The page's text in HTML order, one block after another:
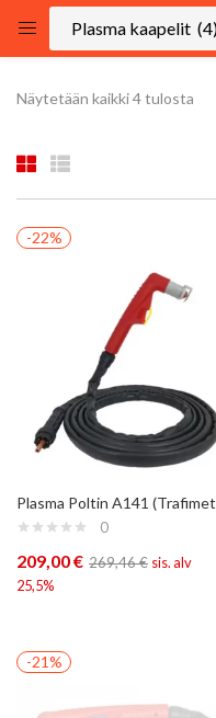
KIRJAUDU
Kirjaudu sisään
Muista minut
Näytetään kaikki 4 tulosta
-22%
0
209,00€ 269,46€ sis. alv
25,5%
-21%